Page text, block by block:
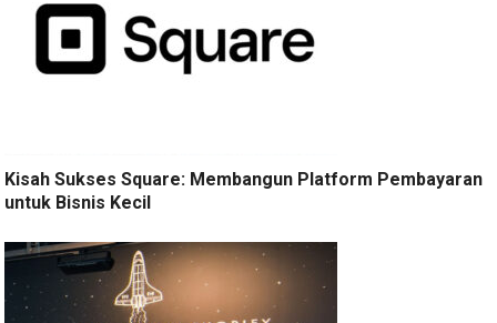
Kisah Sukses Square: Membangun Platform Pembayaran
untuk Bisnis Kecil